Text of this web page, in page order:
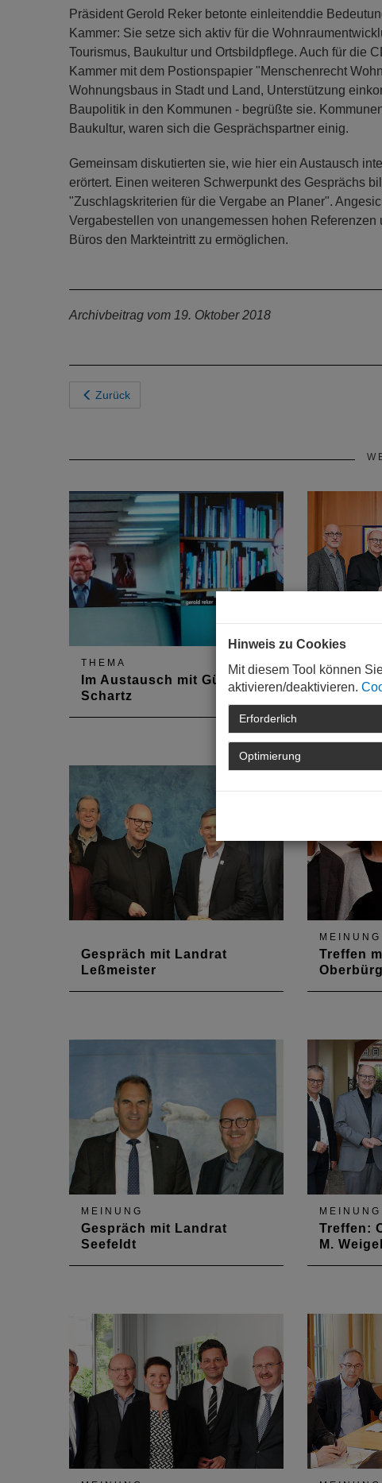
Präsident Gerold Reker betonte einleitenddie
Kammer: Sie setze sich aktiv für die
Tourismus, Baukultur und Ortsbildpflege. Auch für die
Kammer mit dem Postionspapier "Menschenrecht
Wohnungsbaus in Stadt und Land, Unterstützung
Baupolitik in den Kommunen - begrüßte sie.
Baukultur, waren sich die Gesprächspartner einig.
Gemeinsam diskutierten sie, wie hier ein Austausch
erörtert. Einen weiteren Schwerpunkt des Gesprächs
"Zuschlagskriterien für die Vergabe an Planer".
Vergabestellen von unangemessen hohen
Büros den Markteintritt zu ermöglichen.
Archivbeitrag vom 19. Oktober 2018
Zurück
THEMA
Im Austausch mit Günther
Schartz
Mittelpunkt des Gespräches von
Architektenkammer Rheinland-
MEINUNG
Treffen
Gespräch
ist.
Gespräch mit Landrat
Leßmeister
Baukultur, "Mobiler
Gestaltungsbeirat" und das
Projekt "Wir sind Heimat 2.0".
MEINUNG
Treffen
Langner,
2018
Stadt
Thema.
MEINUNG
Gespräch mit Landrat
Seefeldt
Weinstraße statt. Auf der Agenda
standen die Themen Baukultur,
"mobiler Gestaltungsbeirat" und
das Projekt "Wir sind Heimat".
MEINUNG
Treffen:
M. Weigel
Anfang
an der
Hinweis zu Cookies
Mit diesem Tool können
aktivieren/deaktivieren.
Erforderlich
Optimierung